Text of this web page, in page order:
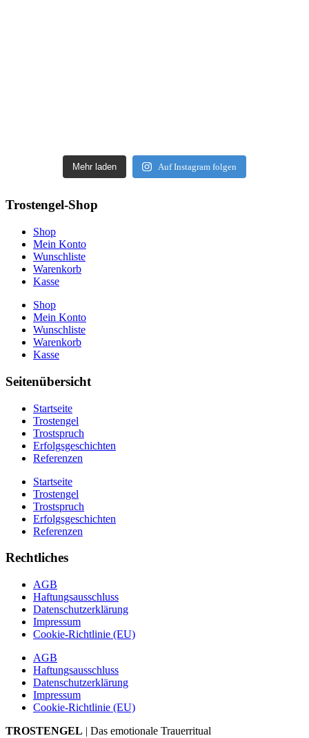
Mehr laden Auf Instagram folgen
Trostengel-Shop
Shop
Mein Konto
Wunschliste
Warenkorb
Kasse
Shop
Mein Konto
Wunschliste
Warenkorb
Kasse
Seitenübersicht
Startseite
Trostengel
Trostspruch
Erfolgsgeschichten
Referenzen
Startseite
Trostengel
Trostspruch
Erfolgsgeschichten
Referenzen
Rechtliches
AGB
Haftungsausschluss
Datenschutzerklärung
Impressum
Cookie-Richtlinie (EU)
AGB
Haftungsausschluss
Datenschutzerklärung
Impressum
Cookie-Richtlinie (EU)
TROSTENGEL | Das emotionale Trauerritual